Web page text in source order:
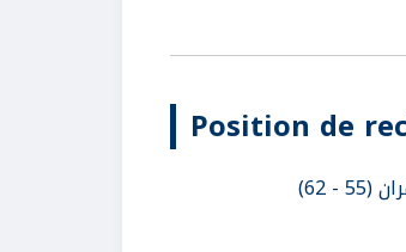
Position de
- 62)